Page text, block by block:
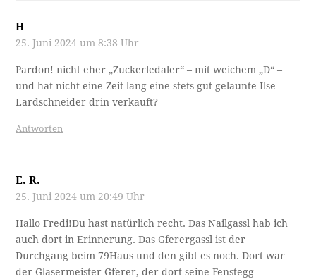
H
25. Juni 2024 um 8:38 Uhr
Pardon! nicht eher „Zuckerledaler“ – mit weichem „D“ –
und hat nicht eine Zeit lang eine stets gut gelaunte Ilse
Lardschneider drin verkauft?
Antworten
E. R.
25. Juni 2024 um 20:49 Uhr
Hallo Fredi!Du hast natürlich recht. Das Nailgassl hab ich
auch dort in Erinnerung. Das Gferergassl ist der
Durchgang beim 79Haus und den gibt es noch. Dort war
der Glasermeister Gferer, der dort seine Fenstegg